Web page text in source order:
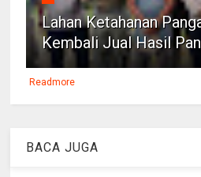
Lahan Ketahanan
Kembali Jual Hasil
Readmore
BACA JUGA